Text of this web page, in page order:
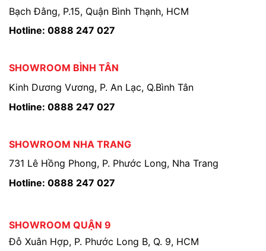
Bạch Đằng, P.15, Quận Bình Thạnh, HCM
Hotline: 0888 247 027
SHOWROOM BÌNH TÂN
Kinh Dương Vương, P. An Lạc, Q.Bình Tân
Hotline: 0888 247 027
SHOWROOM NHA TRANG
731 Lê Hồng Phong, P. Phước Long, Nha Trang
Hotline: 0888 247 027
SHOWROOM QUẬN 9
Đỗ Xuân Hợp, P. Phước Long B, Q. 9, HCM